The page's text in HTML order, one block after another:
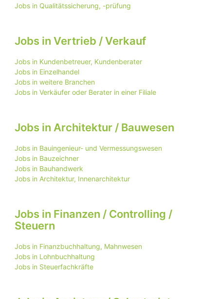
Jobs in Qualitätssicherung, -prüfung
Jobs in Vertrieb / Verkauf
Jobs in Kundenbetreuer, Kundenberater
Jobs in Einzelhandel
Jobs in weitere Branchen
Jobs in Verkäufer oder Berater in einer Filiale
Jobs in Architektur / Bauwesen
Jobs in Bauingenieur- und Vermessungswesen
Jobs in Bauzeichner
Jobs in Bauhandwerk
Jobs in Architektur, Innenarchitektur
Jobs in Finanzen / Controlling /
Steuern
Jobs in Finanzbuchhaltung, Mahnwesen
Jobs in Lohnbuchhaltung
Jobs in Steuerfachkräfte